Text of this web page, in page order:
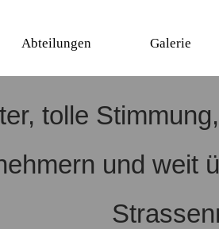
Abteilungen Galerie
tolle
und weit